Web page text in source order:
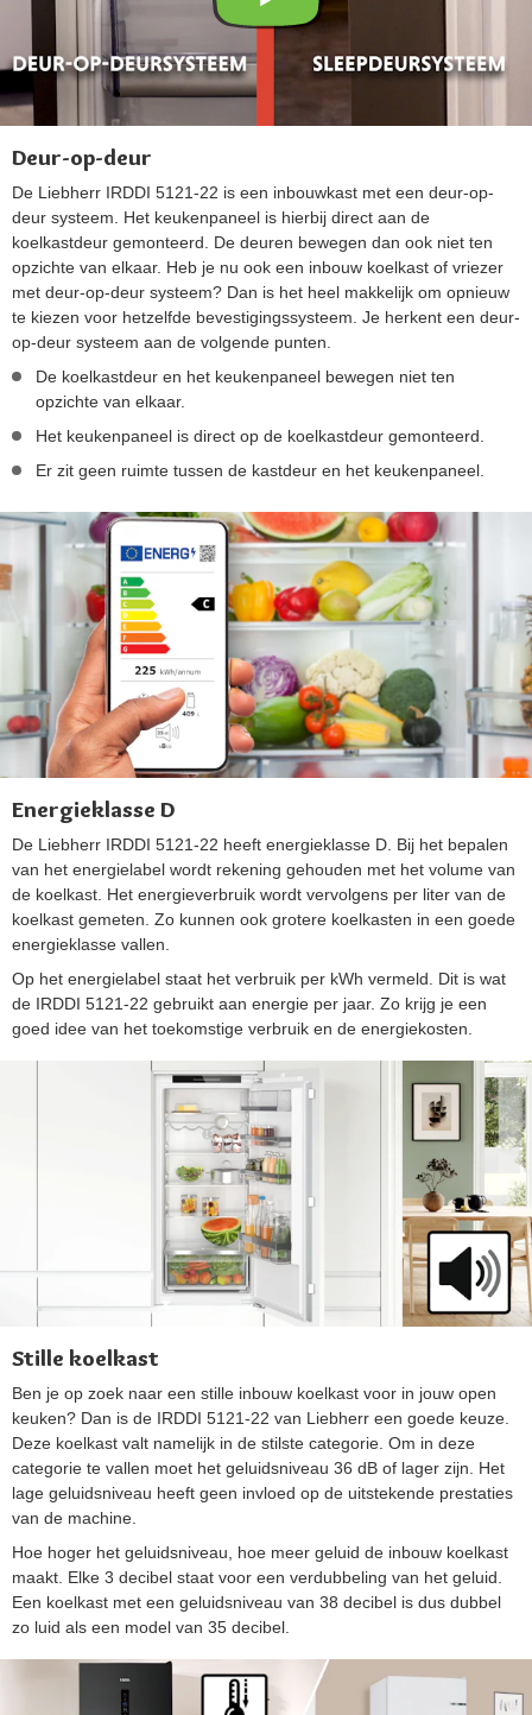
Deur-op-deur
De Liebherr IRDDI 5121-22 is een inbouwkast met een deur-op-
deur systeem. Het keukenpaneel is hierbij direct aan de
koelkastdeur gemonteerd. De deuren bewegen dan ook niet ten
opzichte van elkaar. Heb je nu ook een inbouw koelkast of vriezer
met deur-op-deur systeem? Dan is het heel makkelijk om opnieuw
te kiezen voor hetzelfde bevestigingssysteem. Je herkent een deur-
op-deur systeem aan de volgende punten.
De koelkastdeur en het keukenpaneel bewegen niet ten
opzichte van elkaar.
Het keukenpaneel is direct op de koelkastdeur gemonteerd.
Er zit geen ruimte tussen de kastdeur en het keukenpaneel.
Energieklasse D
De Liebherr IRDDI 5121-22 heeft energieklasse D. Bij het bepalen
van het energielabel wordt rekening gehouden met het volume van
de koelkast. Het energieverbruik wordt vervolgens per liter van de
koelkast gemeten. Zo kunnen ook grotere koelkasten in een goede
energieklasse vallen.
Op het energielabel staat het verbruik per kWh vermeld. Dit is wat
de IRDDI 5121-22 gebruikt aan energie per jaar. Zo krijg je een
goed idee van het toekomstige verbruik en de energiekosten.
Stille koelkast
Ben je op zoek naar een stille inbouw koelkast voor in jouw open
keuken? Dan is de IRDDI 5121-22 van Liebherr een goede keuze.
Deze koelkast valt namelijk in de stilste categorie. Om in deze
categorie te vallen moet het geluidsniveau 36 dB of lager zijn. Het
lage geluidsniveau heeft geen invloed op de uitstekende prestaties
van de machine.
Hoe hoger het geluidsniveau, hoe meer geluid de inbouw koelkast
maakt. Elke 3 decibel staat voor een verdubbeling van het geluid.
Een koelkast met een geluidsniveau van 38 decibel is dus dubbel
zo luid als een model van 35 decibel.